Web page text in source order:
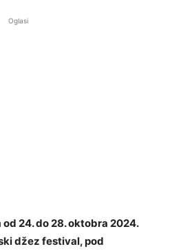
Oglasi
24. do 28. oktobra 2024.
džez festival, pod